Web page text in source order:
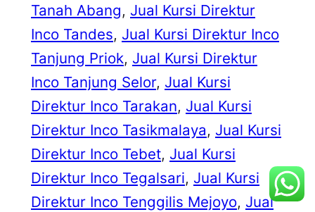
Tanah Abang, Jual Kursi Direktur
Inco Tandes, Jual Kursi Direktur Inco
Tanjung Priok, Jual Kursi Direktur
Inco Tanjung Selor, Jual Kursi
Direktur Inco Tarakan, Jual Kursi
Direktur Inco Tasikmalaya, Jual Kursi
Direktur Inco Tebet, Jual Kursi
Direktur Inco Tegalsari, Jual Kursi
Direktur Inco Tenggilis Mejoyo, Jual